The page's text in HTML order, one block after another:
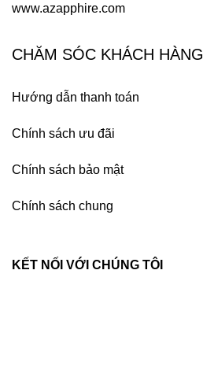
www.azapphire.com
CHĂM SÓC KHÁCH HÀNG
Hướng dẫn thanh toán
Chính sách ưu đãi
Chính sách bảo mật
Chính sách chung
KẾT NỐI VỚI CHÚNG TÔI